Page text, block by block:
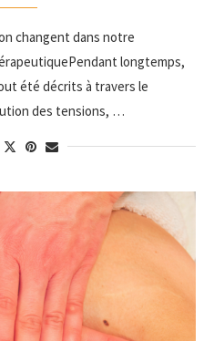
changent dans notre
longtemps,
été décrits à travers le
des tensions, …